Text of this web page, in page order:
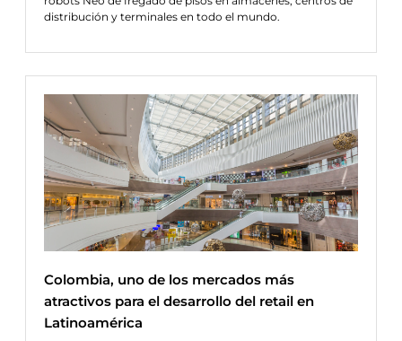
distribución y terminales en todo el mundo.
Colombia, uno de los mercados más
atractivos para el desarrollo del retail en
Latinoamérica